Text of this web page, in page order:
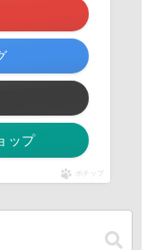
ップ
ポチップ